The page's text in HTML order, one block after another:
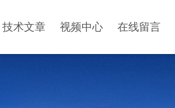
技术文章 视频中心 在线留言